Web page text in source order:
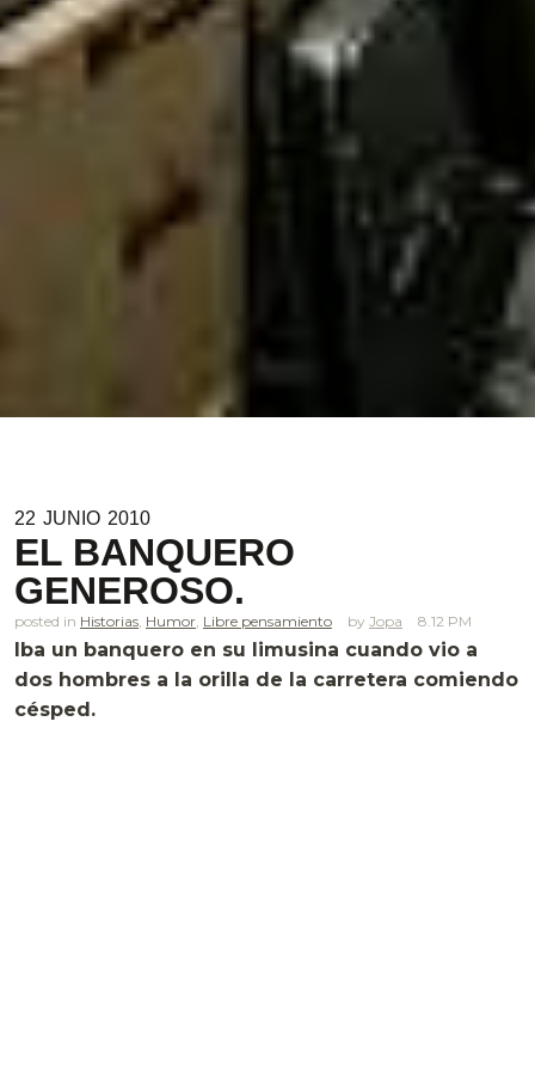
22 JUNIO 2010
EL BANQUERO
GENEROSO.
posted in Historias Humor Libre pensamiento Jopa 8.12 PM
Iba un banquero en su limusina cuando vio a
dos hombres a la orilla de la carretera comiendo
césped.